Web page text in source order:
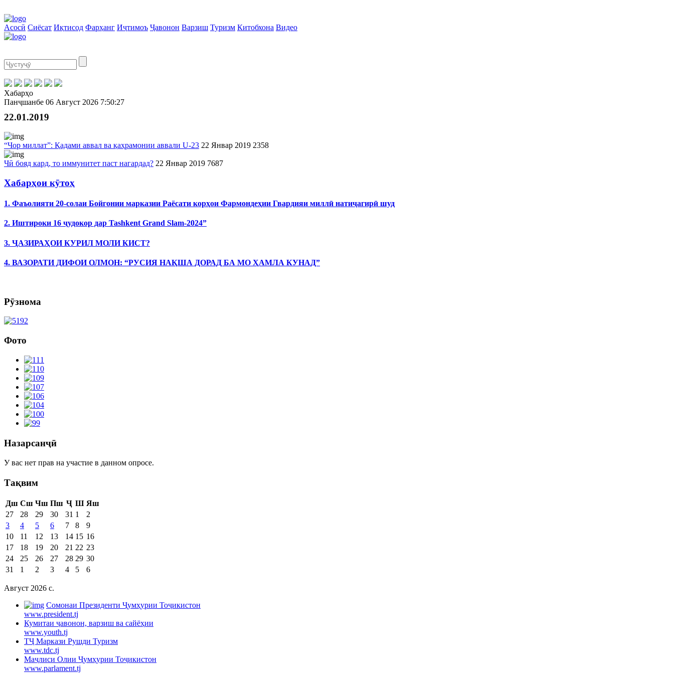
Асосӣ Сиёсат Иқтисод Фарҳанг Иҷтимоъ Ҷавонон Варзиш Туризм Китобхона Видео
Хабарҳо
Панҷшанбе 06 Август 2026 7:50:27
22.01.2019
“Чор миллат”: Қадами аввал ва қаҳрамонии аввали U-23 22 Январ 2019 2358
Чӣ бояд кард, то иммунитет паст нагардад? 22 Январ 2019 7687
Хабарҳои кӯтоҳ
1. Фаъолияти 20-солаи Бойгонии марказии Раёсати корҳои Фармондеҳии Гвардияи миллӣ натиҷагирӣ шуд
2. Иштироки 16 ҷудокор дар Tashkent Grand Slam-2024”
3. ҶАЗИРАҲОИ КУРИЛ МОЛИ КИСТ?
4. ВАЗОРАТИ ДИФОИ ОЛМОН: “РУСИЯ НАҚША ДОРАД БА МО ҲАМЛА КУНАД”
Рӯзнома
Фото
Назарсанҷӣ
У вас нет прав на участие в данном опросе.
Тақвим
Дш Сш Чш Пш Ҷ Ш Яш
27
28 29 30 31 1
2
3
4 5 6 7 8
9
10
11 12 13 14 15 16
17
18 19 20 21 22 23
24
25 26 27 28 29 30
31
1 2 3 4 5 6
Август 2026 c.
Cомонаи Президенти Ҷумҳурии Тоҷикистон
www.president.tj
Кумитаи ҷавонон, варзиш ва сайёҳии
www.youth.tj
ТҶ Маркази Рушди Туризм
www.tdc.tj
Маҷлиси Олии Ҷумҳурии Тоҷикистон
www.parlament.tj